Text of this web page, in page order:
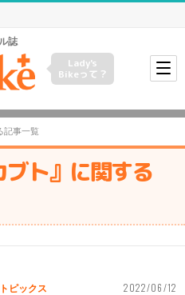
誌
Lady's
Bikeって？
記事一覧
ブト』に関する
トピックス 2022/06/12